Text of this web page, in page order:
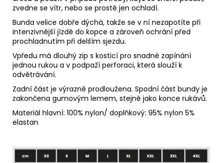
zvedne se vítr, nebo se prostě jen ochladí.
Bunda velice dobře dýchá, takže se v ní nezapotíte při
intenzivnější jízdě do kopce a zároveň ochrání před
prochladnutím při delším sjezdu.
Vpředu má dlouhý zip s kosticí pro snadné zapínání
jednou rukou a v podpaží perforaci, která slouží k
odvětrávání.
Zadní část je výrazně prodloužena. Spodní část bundy je
zakončena gumovým lemem, stejně jako konce rukávů.
Materiál hlavní: 100% nylon/ doplňkový: 95% nylon 5%
elastan